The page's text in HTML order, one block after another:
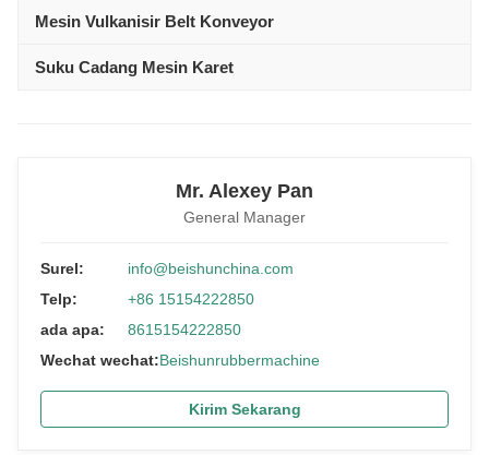
Mesin Vulkanisir Belt Konveyor
Suku Cadang Mesin Karet
Mr. Alexey Pan
General Manager
Surel:
info@beishunchina.com
Telp:
+86 15154222850
ada apa:
8615154222850
Wechat wechat:Beishunrubbermachine
Kirim Sekarang